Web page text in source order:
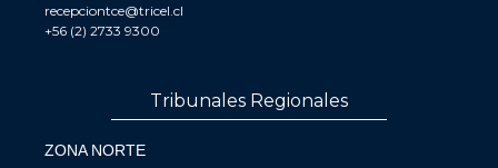
recepciontce@tricel.cl
+56 (2) 2733 9300
Tribunales Regionales
ZONA NORTE